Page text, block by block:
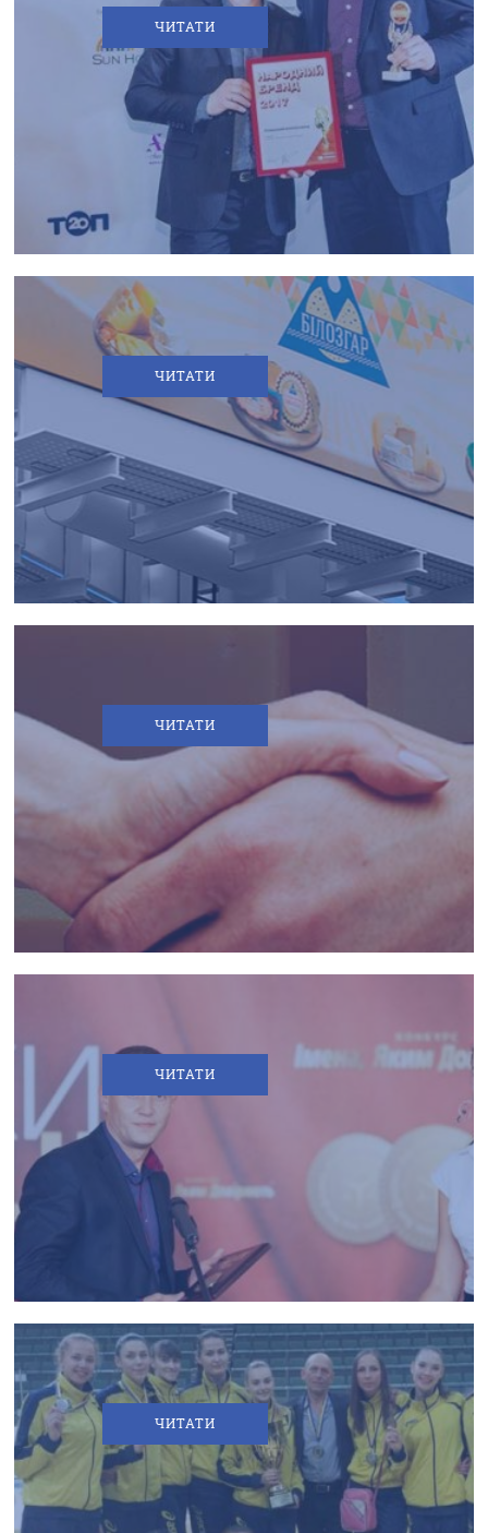
ЧИТАТИ
ЛІТИНСЬКИЙ
МОЛЗАВОД
ЗМІНЮЄ
НАЗВУ
ЧИТАТИ
ПАРТНЕРСТВО
ЗАРАДИ
СИРУ
ЧИТАТИ
“БІЛОЗГАР”
-
ІМ'Я,
ЧИТАТИ
ВЛАСНОЮ
КОМАНДОЮ!
ЧИТАТИ